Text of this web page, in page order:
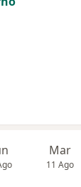
Mar
11 Ago